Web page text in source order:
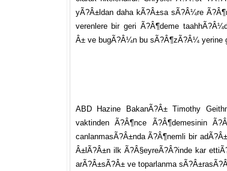
yÃ?Â±ldan daha kÃ?Â±sa sÃ?Â¼re
verenlere bir geri Ã?Â¶deme
Â± ve bugÃ?Â¼n bu sÃ?Â¶zÃ?Â¼ yerine
ABD Hazine BakanÃ?Â± Timothy
vaktinden Ã?Â¶nce Ã?Â¶demesinin
canlanmasÃ?Â±nda Ã?Â¶nemli bir
Â±lÃ?Â±n ilk Ã?Â§eyreÃ?Â?inde kar
arÃ?Â±sÃ?Â± ve toparlanma